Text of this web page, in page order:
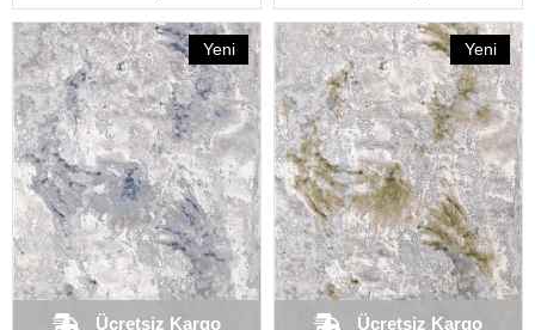
Ücretsiz Kargo
Yeni
Ürün
Ücretsiz Kargo
Yeni
Ürün